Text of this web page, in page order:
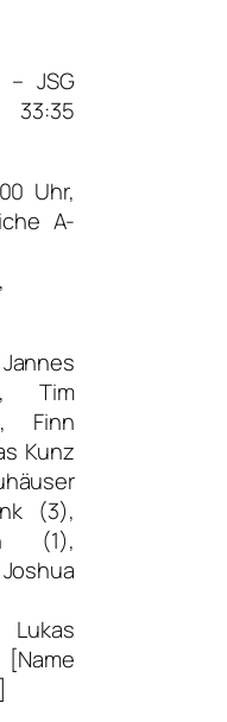
– JSG
Uhr,
A-
Tim
Finn
Kunz
(3),
(1),